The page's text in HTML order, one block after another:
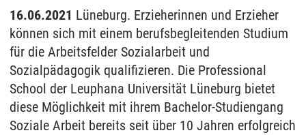
16.06.2021 Lüneburg. Erzieherinnen und Erzieher
können sich mit einem berufsbegleitenden Studium
für die Arbeitsfelder Sozialarbeit und
Sozialpädagogik qualifizieren. Die Professional
School der Leuphana Universität Lüneburg bietet
diese Möglichkeit mit ihrem Bachelor-Studiengang
Soziale Arbeit bereits seit über 10 Jahren erfolgreich